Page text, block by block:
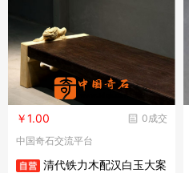
0成交
￥1.00
中国奇石交流平台
清代铁力木配汉白玉大案